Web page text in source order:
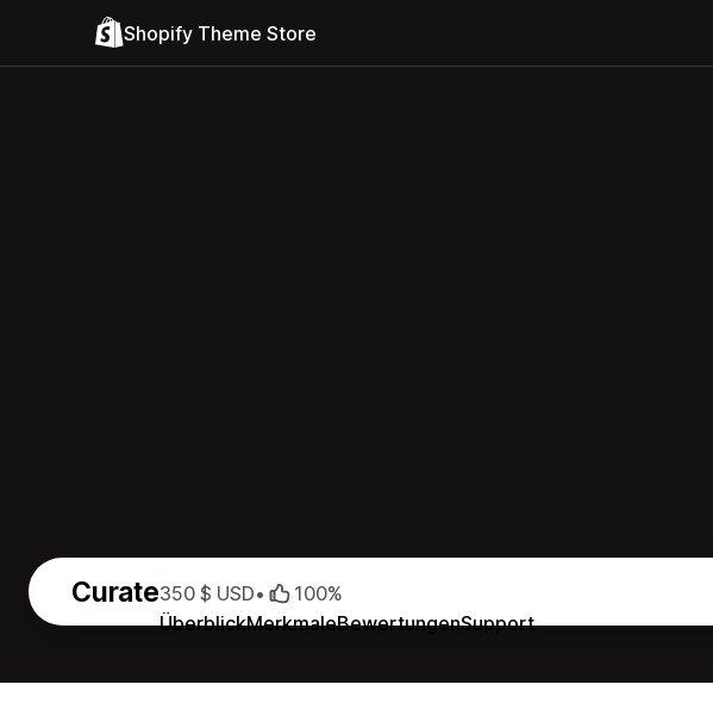
Shopify Theme Store
Curate
ÜberblickMerkmaleBewertungenSupport
350 $ USD• 100%